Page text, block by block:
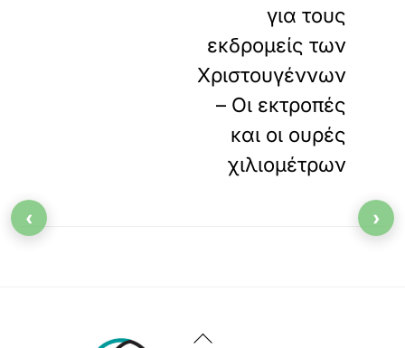
για τους
εκδρομείς των
Χριστουγέννων
– Οι εκτροπές
και οι ουρές
χιλιομέτρων
Back
‹ ›